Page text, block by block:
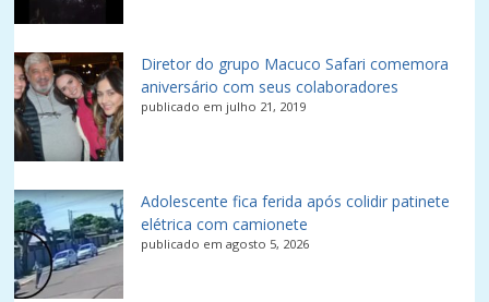
Diretor do grupo Macuco Safari comemora
aniversário com seus colaboradores
publicado em julho 21, 2019
Adolescente fica ferida após colidir patinete
elétrica com camionete
publicado em agosto 5, 2026